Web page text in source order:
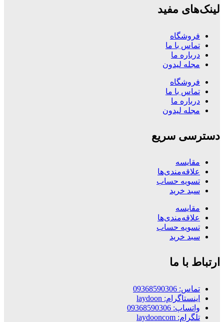
لینک‌های مفید
فروشگاه
تماس با ما
درباره ما
مجله لیدون
فروشگاه
تماس با ما
درباره ما
مجله لیدون
دسترسی سریع
مقایسه
علاقه‌مندی‌ها
تسویه حساب
سبد خرید
مقایسه
علاقه‌مندی‌ها
تسویه حساب
سبد خرید
ارتباط با ما
تماس: 09368590306
اینستاگرام: laydoon
واتساپ: 09368590306
تلگرام: laydooncom